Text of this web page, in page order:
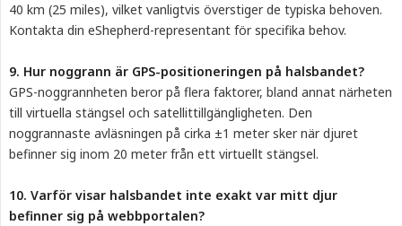
40 km (25 miles), vilket vanligtvis överstiger de typiska behoven.
Kontakta din eShepherd-representant för specifika behov.
9. Hur noggrann är GPS-positioneringen på halsbandet?
GPS-noggrannheten beror på flera faktorer, bland annat närheten
till virtuella stängsel och satellittillgängligheten. Den
noggrannaste avläsningen på cirka ±1 meter sker när djuret
befinner sig inom 20 meter från ett virtuellt stängsel.
10. Varför visar halsbandet inte exakt var mitt djur
befinner sig på webbportalen?